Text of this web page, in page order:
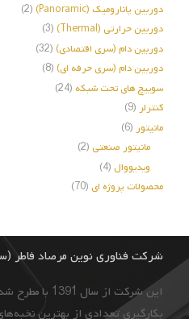
دوربین پانارومیک (Panoramic)
(2)
دوربین حرارتی (Thermal)
(3)
دوربین دام (سری اقتصادی) (32)
دوربین دام (سری حرفه ای) (8)
سوییچ های تحت شبکه (24)
کنترلر (9)
مانیتور (6)
مانیتور صنعتی (2)
ویدیووال (4)
محصولات پروژه ای (70)
شرکت فناوری نوین مرصاد فاطر
این شرکت از سال 1391 با مطرح شدن بحث نفوذ و احتمال جاسوسی از طریق دوربین‌های مداربسته و به ‌منظور ایجاد
بکارگیری تعدادی از بهترین